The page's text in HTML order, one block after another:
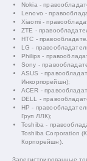
Nokia -
Lenovo -
Xiaomi -
ZTE -
HTC -
LG -
Philips -
Sony -
ASUS -
Инкорпорейшн);
ACER -
DELL -
HP -
Груп ЛЛК);
Toshiba -
Toshiba Corporation
Корпорейшн).
Зарегистрированные